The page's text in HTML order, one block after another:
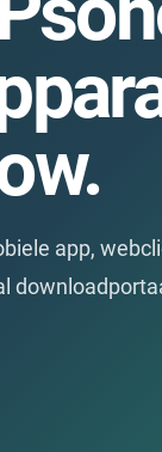
app,